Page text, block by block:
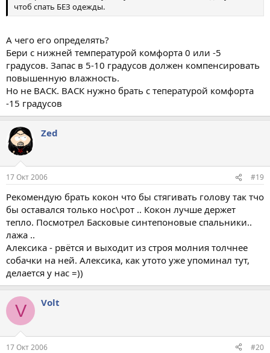
чтоб спать БЕЗ одежды.
А чего его определять?
Бери с нижней температурой комфорта 0 или -5
градусов. Запас в 5-10 градусов должен компенсировать
повышенную влажность.
Но не ВАСК. ВАСК нужно брать с тепературой комфорта
-15 градусов
Zed
17 Окт 2006 #19
Рекомендую брать кокон что бы стягивать голову так тчо
бы оставался только нос\рот .. Кокон лучше держет
тепло. Посмотрел Басковые синтепоновые спальники..
лажа ..
Алексика - рвётся и выходит из строя молния толчнее
собачки на ней. Алексика, как утото уже упоминал тут,
делается у нас =))
V Volt
17 Окт 2006 #20